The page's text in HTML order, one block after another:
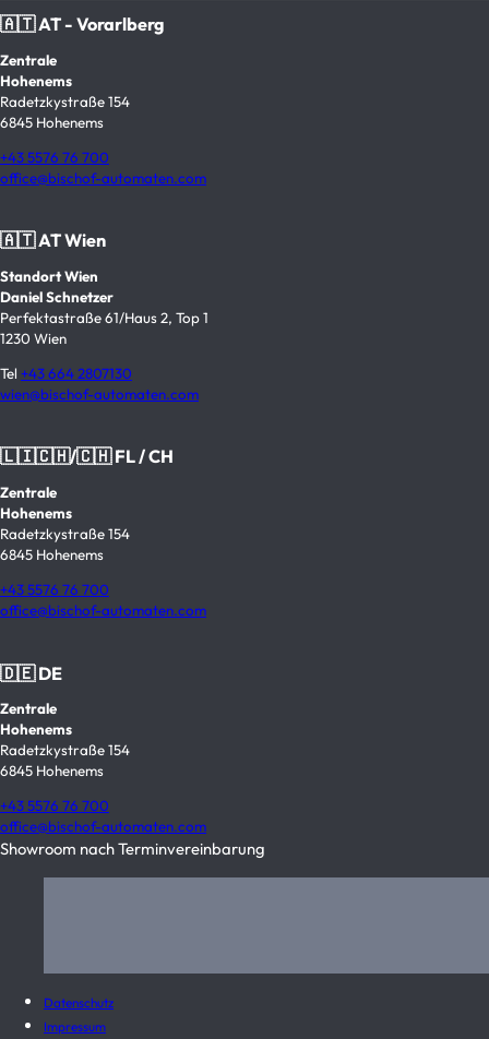
🇦🇹 AT - Vorarlberg
Zentrale
Hohenems
Radetzkystraße 154
6845 Hohenems
+43 5576 76 700
office@bischof-automaten.com
🇦🇹 AT Wien
Standort Wien
Daniel Schnetzer
Perfektastraße 61/Haus 2, Top 1
1230 Wien
Tel +43 664 2807130
wien@bischof-automaten.com
🇱🇮🇨🇭/🇨🇭 FL / CH
Zentrale
Hohenems
Radetzkystraße 154
6845 Hohenems
+43 5576 76 700
office@bischof-automaten.com
🇩🇪 DE
Zentrale
Hohenems
Radetzkystraße 154
6845 Hohenems
+43 5576 76 700
office@bischof-automaten.com
Showroom nach Terminvereinbarung
Datenschutz
Impressum